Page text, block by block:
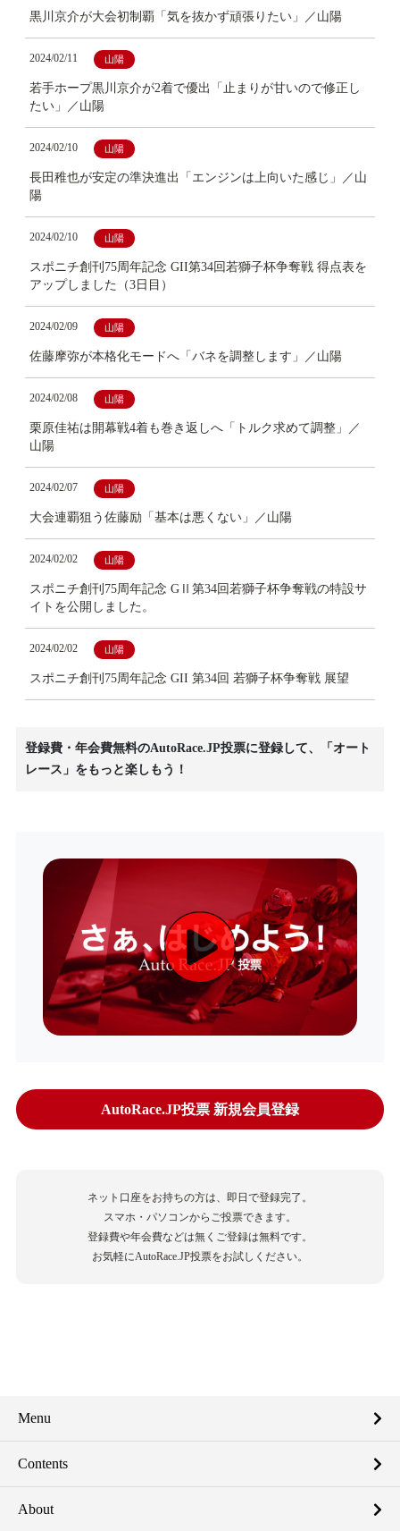
黒川京介が大会初制覇「気を抜かず頑張りたい」／山陽
2024/02/11 山陽
若手ホープ黒川京介が2着で優出「止まりが甘いので修正し
たい」／山陽
2024/02/10 山陽
長田稚也が安定の準決進出「エンジンは上向いた感じ」／山
陽
2024/02/10 山陽
スポニチ創刊75周年記念 GII第34回若獅子杯争奪戦 得点表を
アップしました（3日目）
2024/02/09 山陽
佐藤摩弥が本格化モードへ「バネを調整します」／山陽
2024/02/08 山陽
栗原佳祐は開幕戦4着も巻き返しへ「トルク求めて調整」／
山陽
2024/02/07 山陽
大会連覇狙う佐藤励「基本は悪くない」／山陽
2024/02/02 山陽
スポニチ創刊75周年記念 GⅡ第34回若獅子杯争奪戦の特設サ
イトを公開しました。
2024/02/02 山陽
スポニチ創刊75周年記念 GII 第34回 若獅子杯争奪戦 展望
登録費・年会費無料のAutoRace.JP投票に登録して、「オート
レース」をもっと楽しもう！
AutoRace.JP投票 新規会員登録
ネット口座をお持ちの方は、即日で登録完了。
スマホ・パソコンからご投票できます。
登録費や年会費などは無くご登録は無料です。
お気軽にAutoRace.JP投票をお試しください。
Menu
Contents
About